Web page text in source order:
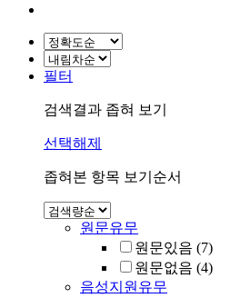
필터
검색결과 좁혀 보기
선택해제
좁혀본 항목 보기순서
원문유무
원문있음 (7)
원문없음 (4)
음성지원유무